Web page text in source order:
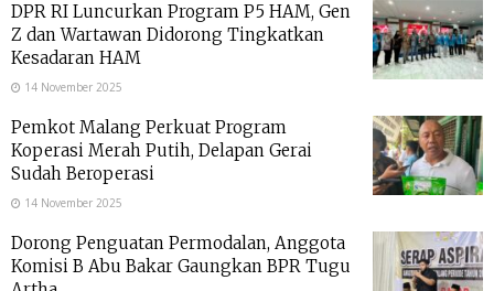
DPR RI Luncurkan Program P5 HAM, Gen
Z dan Wartawan Didorong Tingkatkan
Kesadaran HAM
14 November 2025
Pemkot Malang Perkuat Program
Koperasi Merah Putih, Delapan Gerai
Sudah Beroperasi
14 November 2025
Dorong Penguatan Permodalan, Anggota
Komisi B Abu Bakar Gaungkan BPR Tugu